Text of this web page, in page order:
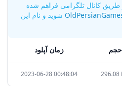
طریق کانال تلگرامی فراهم شده
شوید و نام این
حجم زمان آپلود
296.08
2023-06-28 00:48:04